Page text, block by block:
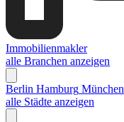
Immobilienmakler
alle Branchen anzeigen
Berlin Hamburg München
alle Städte anzeigen